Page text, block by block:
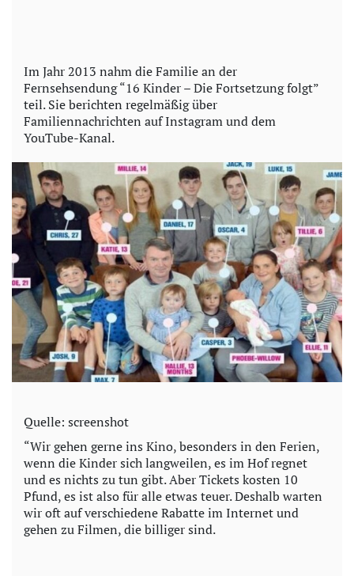
Im Jahr 2013 nahm die Familie an der
Fernsehsendung “16 Kinder – Die Fortsetzung folgt”
teil. Sie berichten regelmäßig über
Familiennachrichten auf Instagram und dem
YouTube-Kanal.
Quelle: screenshot
“Wir gehen gerne ins Kino, besonders in den Ferien,
wenn die Kinder sich langweilen, es im Hof regnet
und es nichts zu tun gibt. Aber Tickets kosten 10
Pfund, es ist also für alle etwas teuer. Deshalb warten
wir oft auf verschiedene Rabatte im Internet und
gehen zu Filmen, die billiger sind.